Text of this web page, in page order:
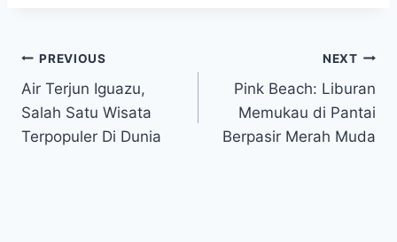
Post
navigation
PREVIOUS
Air Terjun Iguazu,
Salah Satu Wisata
Terpopuler Di Dunia
NEXT
Pink Beach: Liburan
Memukau di Pantai
Berpasir Merah Muda